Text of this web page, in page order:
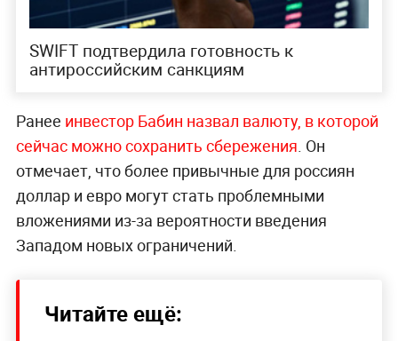
SWIFT подтвердила готовность к
антироссийским санкциям
Ранее инвестор Бабин назвал валюту, в которой
сейчас можно сохранить сбережения. Он
отмечает, что более привычные для россиян
доллар и евро могут стать проблемными
вложениями из-за вероятности введения
Западом новых ограничений.
Читайте ещё: